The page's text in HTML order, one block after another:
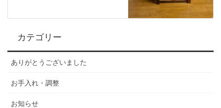
カテゴリー
ありがとうございました
お手入れ・調整
お知らせ